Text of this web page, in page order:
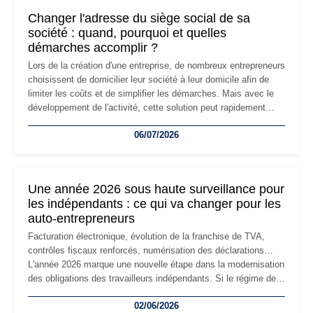
Changer l'adresse du siège social de sa
société : quand, pourquoi et quelles
démarches accomplir ?
Lors de la création d'une entreprise, de nombreux entrepreneurs
choisissent de domicilier leur société à leur domicile afin de
limiter les coûts et de simplifier les démarches. Mais avec le
développement de l'activité, cette solution peut rapidement
professionnels, recrutement, image de marque… Le
06/07/2026
Une année 2026 sous haute surveillance pour
les indépendants : ce qui va changer pour les
auto-entrepreneurs
Facturation électronique, évolution de la franchise de TVA,
contrôles fiscaux renforcés, numérisation des déclarations…
L'année 2026 marque une nouvelle étape dans la modernisation
des obligations des travailleurs indépendants. Si le régime de
les auto-entrepreneurs devront s'adapter à un environnement
02/06/2026